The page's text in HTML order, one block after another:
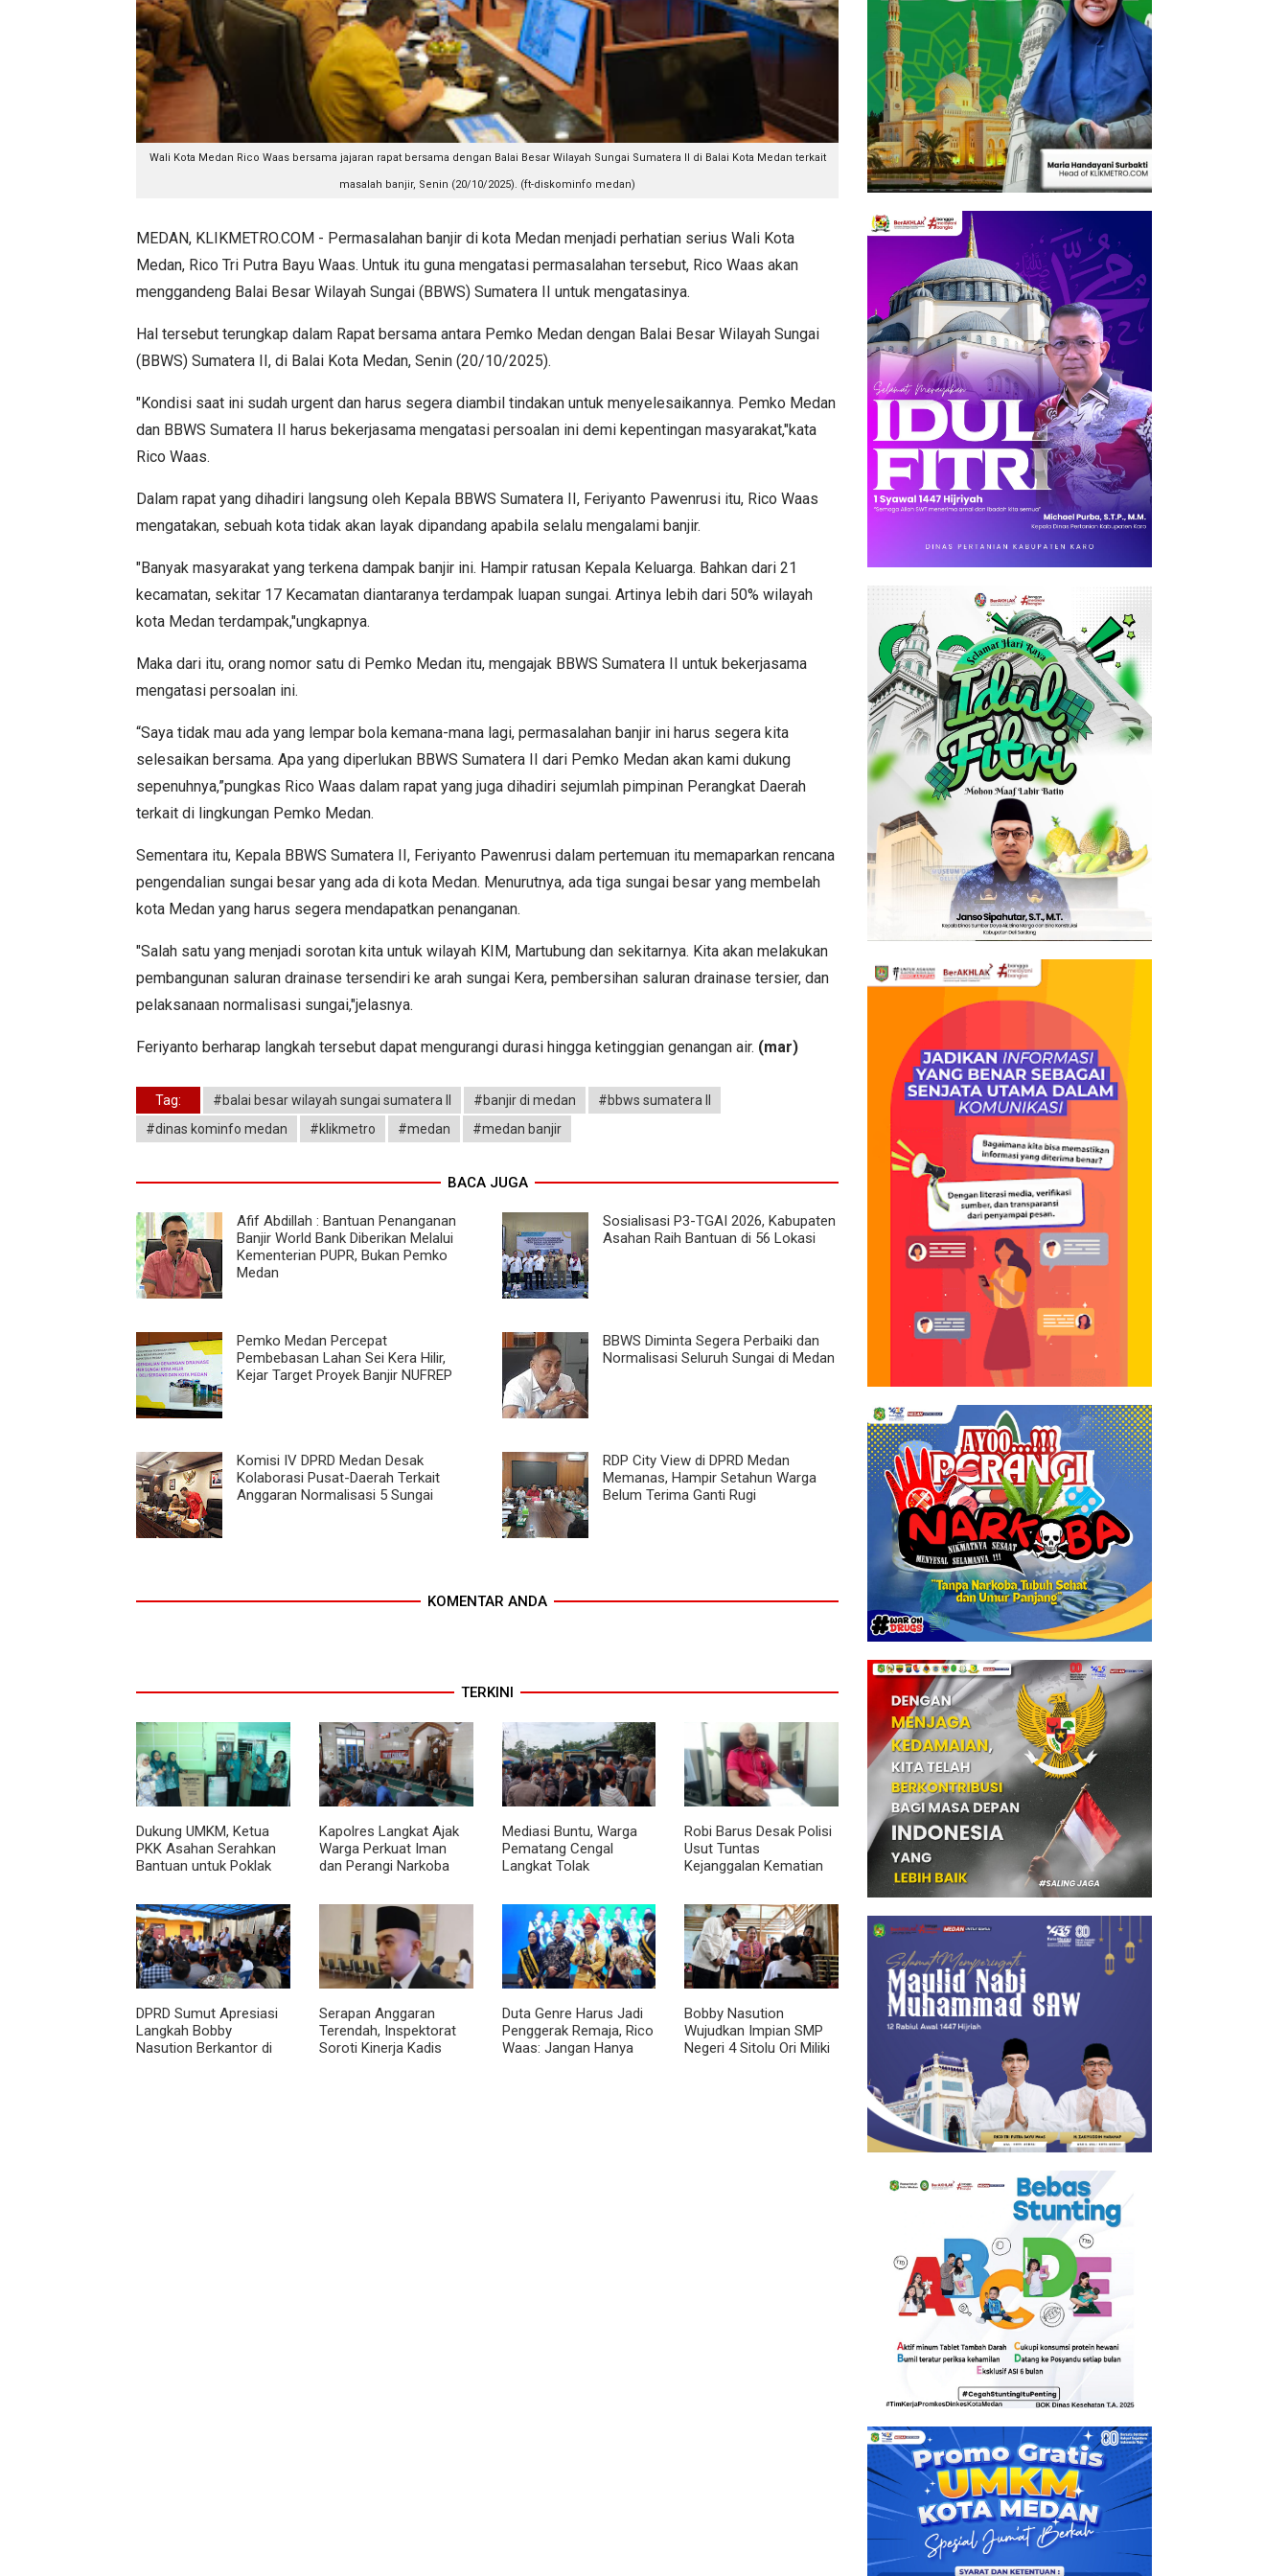
Wali Kota Medan Rico Waas bersama jajaran rapat bersama dengan Balai Besar Wilayah Sungai Sumatera II di Balai Kota Medan terkait
masalah banjir, Senin (20/10/2025). (ft-diskominfo medan)
MEDAN, KLIKMETRO.COM - Permasalahan banjir di kota Medan menjadi perhatian serius Wali Kota
Medan, Rico Tri Putra Bayu Waas. Untuk itu guna mengatasi permasalahan tersebut, Rico Waas akan
menggandeng Balai Besar Wilayah Sungai (BBWS) Sumatera II untuk mengatasinya.
Hal tersebut terungkap dalam Rapat bersama antara Pemko Medan dengan Balai Besar Wilayah Sungai
(BBWS) Sumatera II, di Balai Kota Medan, Senin (20/10/2025).
"Kondisi saat ini sudah urgent dan harus segera diambil tindakan untuk menyelesaikannya. Pemko Medan
dan BBWS Sumatera II harus bekerjasama mengatasi persoalan ini demi kepentingan masyarakat,"kata
Rico Waas.
Dalam rapat yang dihadiri langsung oleh Kepala BBWS Sumatera II, Feriyanto Pawenrusi itu, Rico Waas
mengatakan, sebuah kota tidak akan layak dipandang apabila selalu mengalami banjir.
"Banyak masyarakat yang terkena dampak banjir ini. Hampir ratusan Kepala Keluarga. Bahkan dari 21
kecamatan, sekitar 17 Kecamatan diantaranya terdampak luapan sungai. Artinya lebih dari 50% wilayah
kota Medan terdampak,"ungkapnya.
Maka dari itu, orang nomor satu di Pemko Medan itu, mengajak BBWS Sumatera II untuk bekerjasama
mengatasi persoalan ini.
“Saya tidak mau ada yang lempar bola kemana-mana lagi, permasalahan banjir ini harus segera kita
selesaikan bersama. Apa yang diperlukan BBWS Sumatera II dari Pemko Medan akan kami dukung
sepenuhnya,”pungkas Rico Waas dalam rapat yang juga dihadiri sejumlah pimpinan Perangkat Daerah
terkait di lingkungan Pemko Medan.
Sementara itu, Kepala BBWS Sumatera II, Feriyanto Pawenrusi dalam pertemuan itu memaparkan rencana
pengendalian sungai besar yang ada di kota Medan. Menurutnya, ada tiga sungai besar yang membelah
kota Medan yang harus segera mendapatkan penanganan.
"Salah satu yang menjadi sorotan kita untuk wilayah KIM, Martubung dan sekitarnya. Kita akan melakukan
pembangunan saluran drainase tersendiri ke arah sungai Kera, pembersihan saluran drainase tersier, dan
pelaksanaan normalisasi sungai,"jelasnya.
Feriyanto berharap langkah tersebut dapat mengurangi durasi hingga ketinggian genangan air. (mar)
Tag: #balai besar wilayah sungai sumatera II #banjir di medan
#bbws sumatera II
#dinas kominfo medan
#klikmetro #medan #medan banjir
BACA JUGA
Afif Abdillah : Bantuan Penanganan
Banjir World Bank Diberikan Melalui
Kementerian PUPR, Bukan Pemko
Medan
Sosialisasi P3-TGAI 2026, Kabupaten
Asahan Raih Bantuan di 56 Lokasi
Pemko Medan Percepat
Pembebasan Lahan Sei Kera Hilir,
Kejar Target Proyek Banjir NUFREP
BBWS Diminta Segera Perbaiki dan
Normalisasi Seluruh Sungai di Medan
Komisi IV DPRD Medan Desak
Kolaborasi Pusat-Daerah Terkait
Anggaran Normalisasi 5 Sungai
RDP City View di DPRD Medan
Memanas, Hampir Setahun Warga
Belum Terima Ganti Rugi
KOMENTAR ANDA
TERKINI
Dukung UMKM, Ketua
PKK Asahan Serahkan
Bantuan untuk Poklak
Kapolres Langkat Ajak
Warga Perkuat Iman
dan Perangi Narkoba
Curhat
Mediasi Buntu, Warga
Pematang Cengal
Langkat Tolak
Robi Barus Desak Polisi
Usut Tuntas
Kejanggalan Kematian
Helvetia, Minta Otopsi
Ulang
DPRD Sumut Apresiasi
Langkah Bobby
Nasution Berkantor di
Serapan Anggaran
Terendah, Inspektorat
Soroti Kinerja Kadis
Duta Genre Harus Jadi
Penggerak Remaja, Rico
Waas: Jangan Hanya
Bobby Nasution
Wujudkan Impian SMP
Negeri 4 Sitolu Ori Miliki